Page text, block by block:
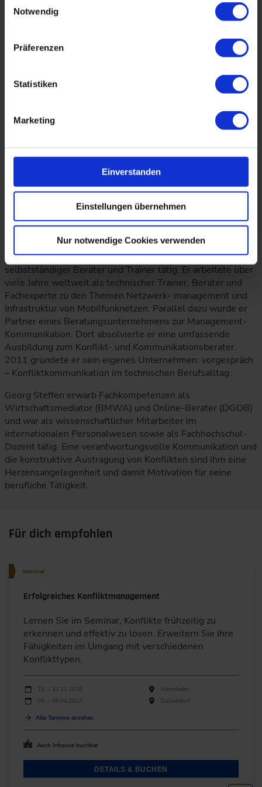
Notwendig
Präferenzen
Statistiken
Marketing
Einverstanden
Einstellungen übernehmen
Nur notwendige Cookies verwenden
Seit 1998 ist Dipl.-Ing. Dipl.-Berufspäd. Georg Steffen als
selbstständiger Berater und Trainer tätig. Er arbeitete über
viele Jahre weltweit als technischer Trainer, Berater und
Fachexperte zu den Themen Netzwerk- management und
Infrastruktur von Mobilfunknetzen. Parallel dazu wurde er
Partner eines Beratungsunternehmens zur Management-
Kommunikation. Dort absolvierte er eine umfassende
Ausbildung zum Konflikt- und Kommunikationsberater.
2011 gründete er sein eigenes Unternehmen: vorgespräch
– Konfliktkommunikation im technischen Berufsalltag.
Georg Steffen erwarb Fachkompetenzen als
Wirtschaftsmediator (BMWA) und Online-Berater (DGOB)
und war als wissenschaftlicher Mitarbeiter im
internationalen Personalwesen sowie als Fachhochschul-
Dozent tätig. Eine verantwortungsvolle Kommunikation und
die konstruktive Austragung von Konflikten sind ihm eine
Herzensangelegenheit und damit Motivation für seine
berufliche Tätigkeit.
Für dich empfohlen
Seminar
Erfolgreiches Konfliktmanagement
Lernen Sie im Seminar, Konflikte frühzeitig zu
erkennen und effektiv zu lösen. Erweitern Sie Ihre
Fähigkeiten im Umgang mit verschiedenen
Konflikttypen.
Durchführungen
Veranstaltungsdatum
16. – 17.11.2026
Mannheim
05. – 06.04.2027
Düsseldorf
Alle Termine ansehen
Auch Inhouse buchbar
DETAILS & BUCHEN